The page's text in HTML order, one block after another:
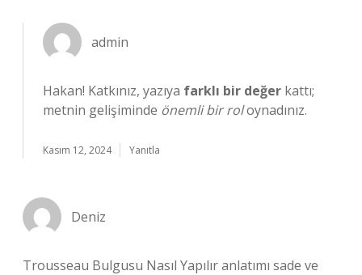
admin
Hakan! Katkınız, yazıya farklı bir değer kattı;
metnin gelişiminde önemli bir roloynadınız.
Kasım 12, 2024 Yanıtla
Deniz
Trousseau Bulgusu Nasıl Yapılır anlatımı sade ve